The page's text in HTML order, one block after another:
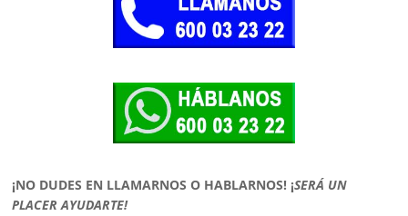
¡NO DUDES EN LLAMARNOS O HABLARNOS! ¡SERÁ UN
PLACER AYUDARTE!